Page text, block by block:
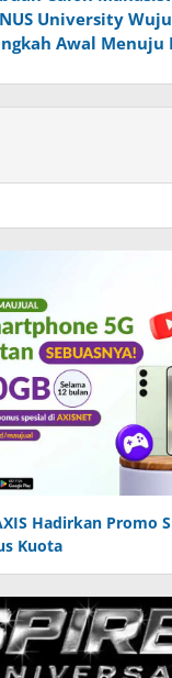
University
Awal Menuju
Hadirkan Promo
Kuota